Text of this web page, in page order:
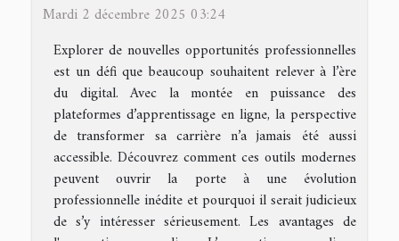
Mardi 2 décembre 2025 03:24
Explorer de nouvelles opportunités professionnelles
est un défi que beaucoup souhaitent relever à l’ère
du digital. Avec la montée en puissance des
plateformes d’apprentissage en ligne, la perspective
de transformer sa carrière n’a jamais été aussi
accessible. Découvrez comment ces outils modernes
peuvent ouvrir la porte à une évolution
professionnelle inédite et pourquoi il serait judicieux
de s’y intéresser sérieusement. Les avantages de